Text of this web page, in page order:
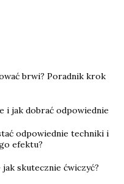
brwi? Poradnik krok
i jak dobrać odpowiednie
odpowiednie techniki i
efektu?
skutecznie ćwiczyć?